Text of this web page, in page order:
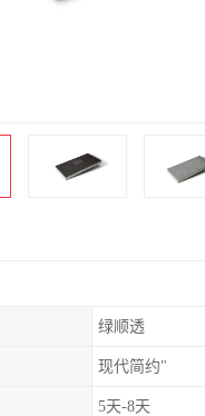
绿顺透
现代简约"
5天-8天